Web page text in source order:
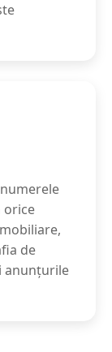
orice
de
anunțurile